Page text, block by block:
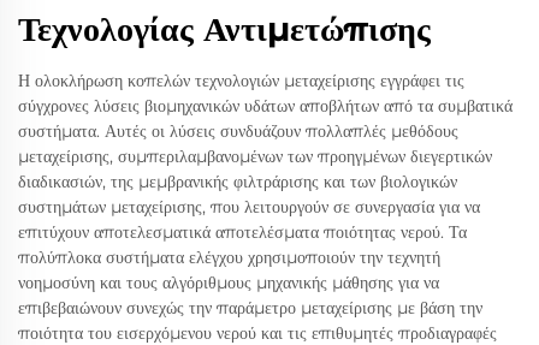
Τεχνολογίας Αντιμετώπισης
Η ολοκλήρωση κοπελών τεχνολογιών μεταχείρισης εγγράφει τις
σύγχρονες λύσεις βιομηχανικών υδάτων αποβλήτων από τα συμβατικά
συστήματα. Αυτές οι λύσεις συνδυάζουν πολλαπλές μεθόδους
μεταχείρισης, συμπεριλαμβανομένων των προηγμένων διεγερτικών
διαδικασιών, της μεμβρανικής φιλτράρισης και των βιολογικών
συστημάτων μεταχείρισης, που λειτουργούν σε συνεργασία για να
επιτύχουν αποτελεσματικά αποτελέσματα ποιότητας νερού. Τα
πολύπλοκα συστήματα ελέγχου χρησιμοποιούν την τεχνητή
νοημοσύνη και τους αλγόριθμους μηχανικής μάθησης για να
επιβεβαιώνουν συνεχώς την παράμετρο μεταχείρισης με βάση την
ποιότητα του εισερχόμενου νερού και τις επιθυμητές προδιαγραφές